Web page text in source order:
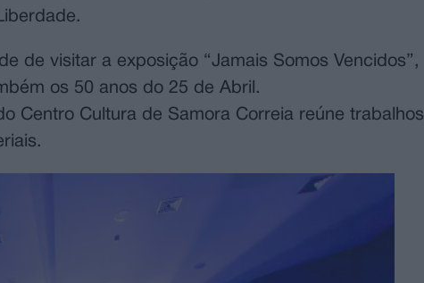
de visitar a exposição “Jamais Somos Vencidos”,
os 50 anos do 25 de Abril.
Centro Cultura de Samora Correia reúne trabalhos